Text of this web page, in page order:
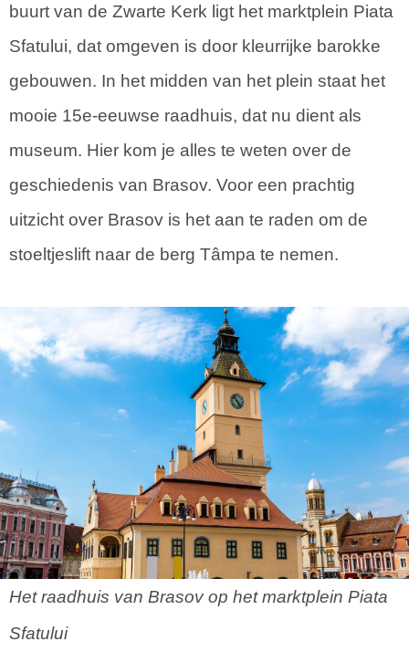
buurt van de Zwarte Kerk ligt het marktplein Piata
Sfatului, dat omgeven is door kleurrijke barokke
gebouwen. In het midden van het plein staat het
mooie 15e-eeuwse raadhuis, dat nu dient als
museum. Hier kom je alles te weten over de
geschiedenis van Brasov. Voor een prachtig
uitzicht over Brasov is het aan te raden om de
stoeltjeslift naar de berg Tâmpa te nemen.
Het raadhuis van Brasov op het marktplein Piata
Sfatului